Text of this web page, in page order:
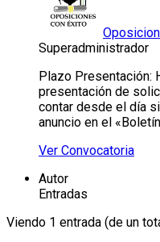
Superadministrador
Plazo Presentación:
presentación de
contar desde el día
anuncio en el
Ver Convocatoria
Autor
Entradas
Viendo 1 entrada (de un